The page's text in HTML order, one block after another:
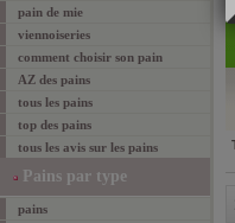
pain de mie
viennoiseries
comment choisir son pain
AZ des pains
tous les pains
top des pains
tous les avis sur les pains
Pains par type
pains